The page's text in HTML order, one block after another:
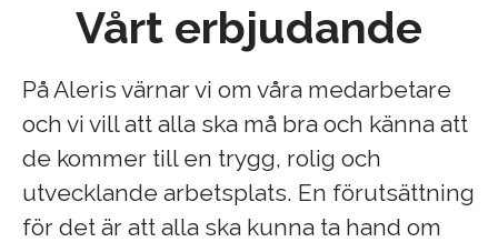
Vårt erbjudande
På Aleris värnar vi om våra medarbetare
och vi vill att alla ska må bra och känna att
de kommer till en trygg, rolig och
utvecklande arbetsplats. En förutsättning
för det är att alla ska kunna ta hand om